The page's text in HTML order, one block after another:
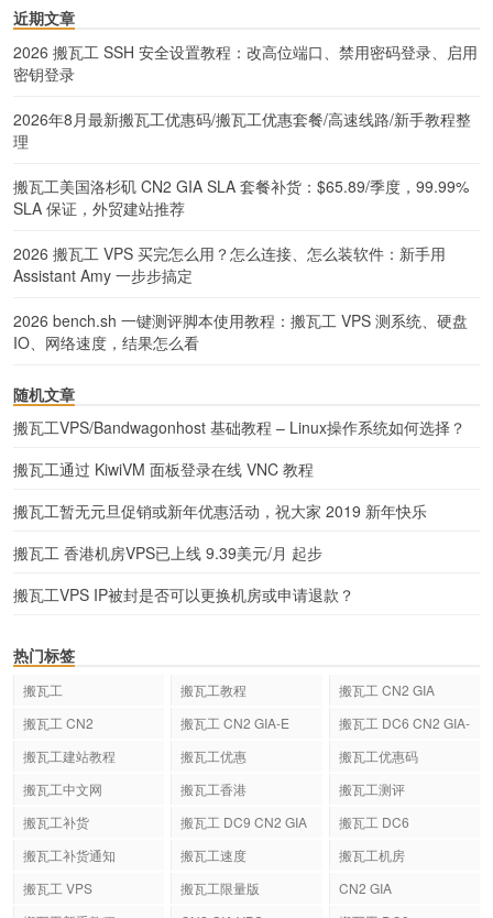
近期文章
2026 搬瓦工 SSH 安全设置教程：改高位端口、禁用密码登录、启用
密钥登录
2026年8月最新搬瓦工优惠码/搬瓦工优惠套餐/高速线路/新手教程整
理
搬瓦工美国洛杉矶 CN2 GIA SLA 套餐补货：$65.89/季度，99.99%
SLA 保证，外贸建站推荐
2026 搬瓦工 VPS 买完怎么用？怎么连接、怎么装软件：新手用
Assistant Amy 一步步搞定
2026 bench.sh 一键测评脚本使用教程：搬瓦工 VPS 测系统、硬盘
IO、网络速度，结果怎么看
随机文章
搬瓦工VPS/Bandwagonhost 基础教程 – Linux操作系统如何选择？
搬瓦工通过 KiwiVM 面板登录在线 VNC 教程
搬瓦工暂无元旦促销或新年优惠活动，祝大家 2019 新年快乐
搬瓦工 香港机房VPS已上线 9.39美元/月 起步
搬瓦工VPS IP被封是否可以更换机房或申请退款？
热门标签
搬瓦工 搬瓦工教程
搬瓦工 CN2 GIA
搬瓦工 CN2
搬瓦工 CN2 GIA-E
搬瓦工 DC6 CN2 GIA-
搬瓦工建站教程 搬瓦工优惠
搬瓦工优惠码
搬瓦工中文网
搬瓦工香港
搬瓦工测评
搬瓦工补货
搬瓦工 DC9 CN2 GIA
搬瓦工 DC6
搬瓦工补货通知
搬瓦工速度
搬瓦工机房
搬瓦工 VPS
搬瓦工限量版
CN2 GIA